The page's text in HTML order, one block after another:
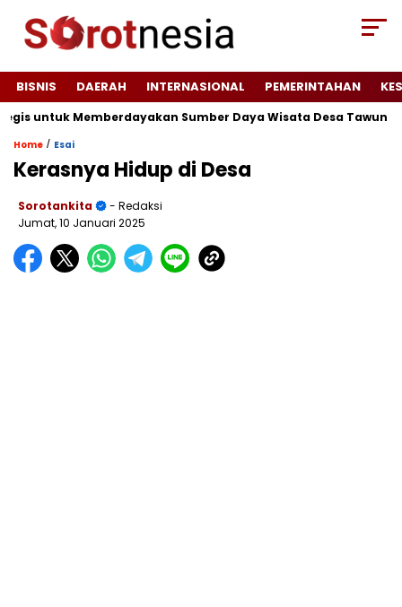
BISNIS DAERAH INTERNASIONAL PEMERINTAHAN
Memberdayakan Sumber Daya Wisata Desa Tawun
Home / Esai
Kerasnya Hidup di Desa
Sorotankita
- Redaksi
Jumat, 10 Januari 2025